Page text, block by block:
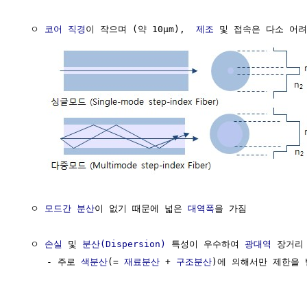
  ㅇ
코어 직경 이 작으며 (약 10μm), 제조 및 접속은 다소 어
  ㅇ
모드간 분산이 없기 때문에 넓은 대역폭을 가짐
  ㅇ
손실 및 분산(Dispersion) 특성이 우수하여 광대역
장거
     - 주로
색분산(= 재료분산 + 구조분산)에 의해서만 제한을